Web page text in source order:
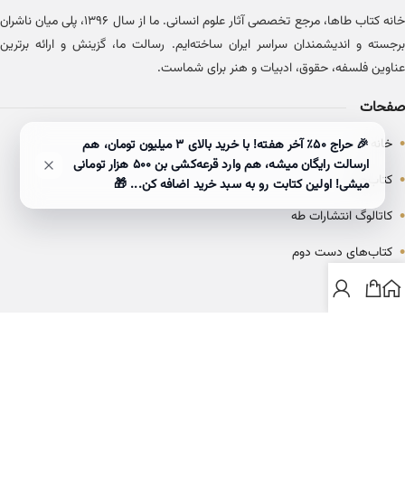
خانه کتاب طاها، مرجع تخصصی آثار علوم انسانی. ما از سال ۱۳۹۶، پلی میان ناشران
برجسته و اندیشمندان سراسر ایران ساخته‌ایم. رسالت ما، گزینش و ارائه برترین
عناوین فلسفه، حقوق، ادبیات و هنر برای شماست.
صفحات
• خانه
• کتاب‌ها
• کاتالوگ انتشارات طه
• کتاب‌های دست دوم
• بلاگ
🎉 حراج ۵۰٪ آخر هفته! با خرید بالای 3 میلیون تومان، هم
ارسالت رایگان میشه، هم وارد قرعه‌کشی بن ۵۰۰ هزار تومانی
میشی! اولین کتابت رو به سبد خرید اضافه کن... 🎁